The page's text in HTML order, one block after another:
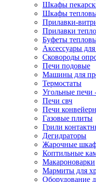
Шкафы
Шкафы
Прилавки-
Прилавки
Буфеты
Аксессуары
Сковороды
Печи подовые
Машины для
Термостаты
Угольные печи
Печи свч
Печи
Газовые плиты
Грили
Дегидраторы
Жарочные
Коптильные
Макароноварки
Мармиты для
Оборудование